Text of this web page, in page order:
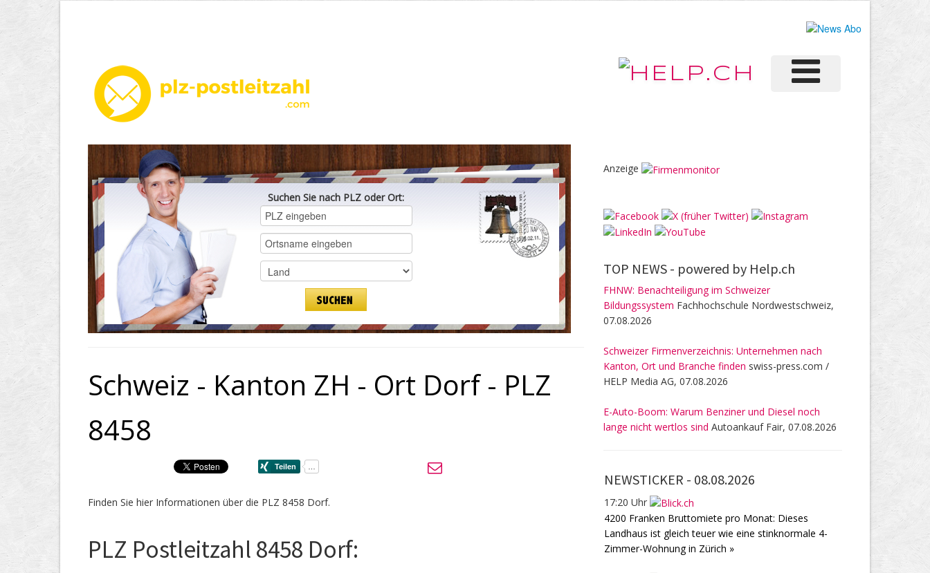
Suchen Sie nach PLZ oder Ort:
Schweiz - Kanton ZH - Ort Dorf - PLZ
8458
Finden Sie hier Informationen über die PLZ 8458 Dorf.
PLZ Postleitzahl 8458 Dorf:
Anzeige
TOP NEWS - powered by Help.ch
FHNW: Benachteiligung im Schweizer
Bildungssystem Fachhochschule Nordwestschweiz,
07.08.2026
Schweizer Firmenverzeichnis: Unternehmen nach
Kanton, Ort und Branche finden swiss-press.com /
HELP Media AG, 07.08.2026
E-Auto-Boom: Warum Benziner und Diesel noch
lange nicht wertlos sind Autoankauf Fair, 07.08.2026
NEWSTICKER - 08.08.2026
17:20 Uhr
4200 Franken Bruttomiete pro Monat: Dieses
Landhaus ist gleich teuer wie eine stinknormale 4-
Zimmer-Wohnung in Zürich »